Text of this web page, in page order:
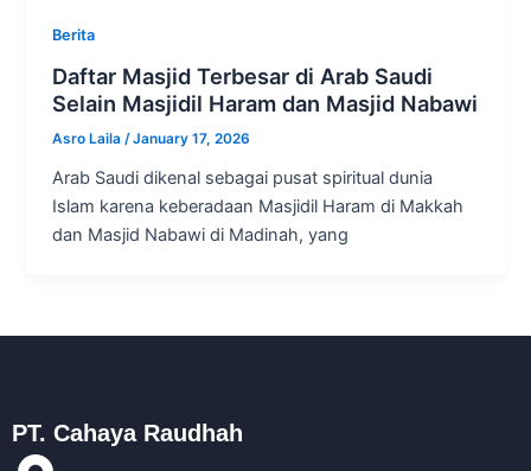
Berita
Daftar Masjid Terbesar di Arab Saudi
Selain Masjidil Haram dan Masjid Nabawi
Asro Laila/January 17, 2026
Arab Saudi dikenal sebagai pusat spiritual dunia
Islam karena keberadaan Masjidil Haram di Makkah
dan Masjid Nabawi di Madinah, yang
PT. Cahaya Raudhah